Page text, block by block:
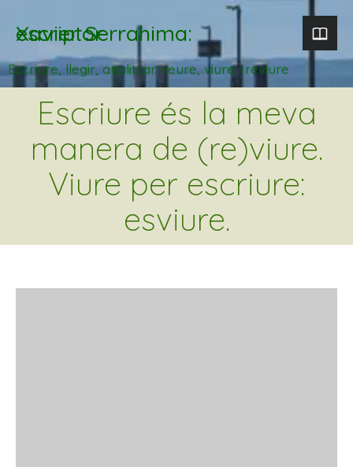
Xavier Serrahima: escriptor
Escriure, llegir, analitzar. veure, viure i reviure
Escriure és la meva
manera de (re)viure.
Viure per escriure:
esviure.